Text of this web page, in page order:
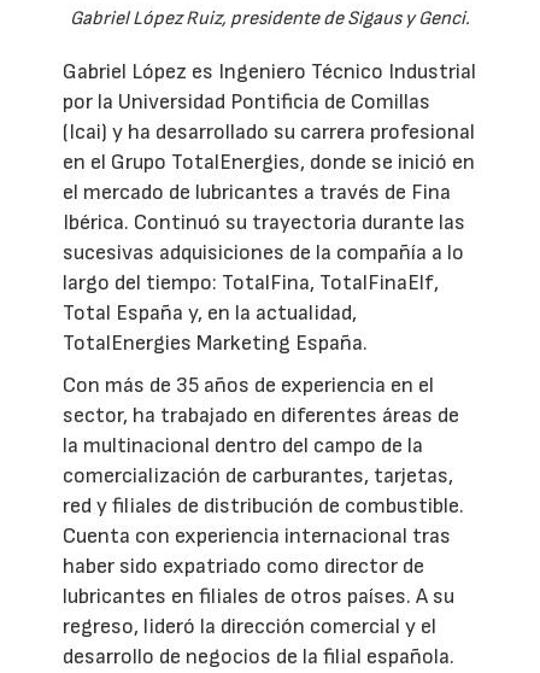
Gabriel López Ruiz, presidente de Sigaus y Genci.
Gabriel López es Ingeniero Técnico Industrial
por la Universidad Pontificia de Comillas
(Icai) y ha desarrollado su carrera profesional
en el Grupo TotalEnergies, donde se inició en
el mercado de lubricantes a través de Fina
Ibérica. Continuó su trayectoria durante las
sucesivas adquisiciones de la compañía a lo
largo del tiempo: TotalFina, TotalFinaElf,
Total España y, en la actualidad,
TotalEnergies Marketing España.
Con más de 35 años de experiencia en el
sector, ha trabajado en diferentes áreas de
la multinacional dentro del campo de la
comercialización de carburantes, tarjetas,
red y filiales de distribución de combustible.
Cuenta con experiencia internacional tras
haber sido expatriado como director de
lubricantes en filiales de otros países. A su
regreso, lideró la dirección comercial y el
desarrollo de negocios de la filial española.